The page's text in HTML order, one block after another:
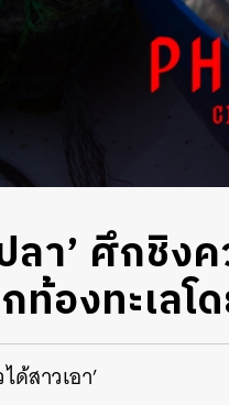
ลา’ ศึกชิง
ท้องทะเลโ
ด้สาวเอา’